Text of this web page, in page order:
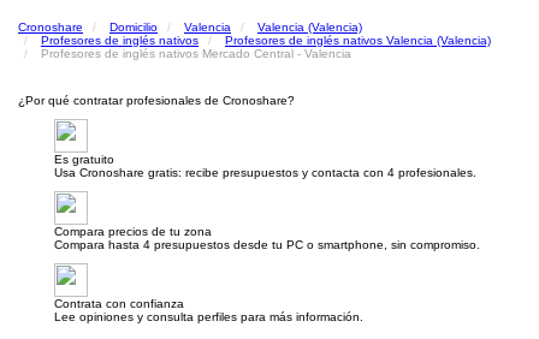
Cronoshare Domicilio Valencia
Valencia (Valencia)
Profesores de inglés nativos
Profesores de inglés nativos Valencia (Valencia)
Profesores de inglés nativos Mercado Central - Valencia
¿Por qué contratar profesionales de Cronoshare?
Es gratuito
Usa Cronoshare gratis: recibe presupuestos y contacta con 4 profesionales.
Compara precios de tu zona
Compara hasta 4 presupuestos desde tu PC o smartphone, sin compromiso.
Contrata con confianza
Lee opiniones y consulta perfiles para más información.